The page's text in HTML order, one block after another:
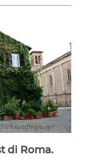
di Roma.